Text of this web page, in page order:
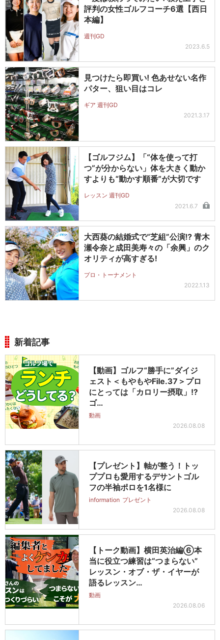
評判の女性ゴルフコーチ6選【西日
本編】
週刊GD
2023.6.5
見つけたら即買い! 色あせない名作
パター、狙い目はコレ
ギア 週刊GD
2021.3.17
【ゴルフジム】「“体を使って打
つ”が分からない」体を大きく動か
すよりも“動かす順番”が大切です
レッスン 週刊GD
2021.6.7
大西葵の結婚式で“芝組”公演!? 青木
瀬令奈と成田美寿々の「余興」のク
オリティが高すぎる!
プロ・トーナメント
2022.1.13
新着記事
【動画】ゴルフ“勝手に”ダイジ
ェスト＜もやもやFile.37＞プロ
にとっては「カロリー摂取」!?
ゴ…
動画
2026.08.08
【プレゼント】軸が整う！トッ
ププロも愛用するデサントゴル
フの半袖ポロを1名様に
information プレゼント
2026.08.08
【トーク動画】横田英治編⑥本
当に役立つ練習は“つまらない”
レッスン・オブ・ザ・イヤーが
語るレッスン…
動画
2026.08.06